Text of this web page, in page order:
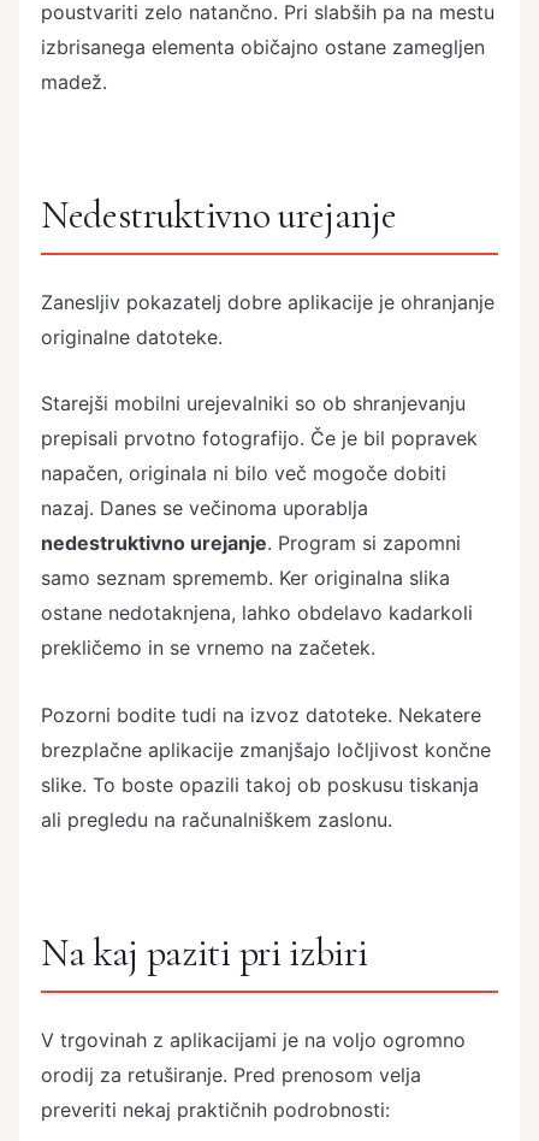
poustvariti zelo natančno. Pri slabših pa na mestu
izbrisanega elementa običajno ostane zamegljen
madež.
Nedestruktivno urejanje
Zanesljiv pokazatelj dobre aplikacije je ohranjanje
originalne datoteke.
Starejši mobilni urejevalniki so ob shranjevanju
prepisali prvotno fotografijo. Če je bil popravek
napačen, originala ni bilo več mogoče dobiti
nazaj. Danes se večinoma uporablja
nedestruktivno urejanje. Program si zapomni
samo seznam sprememb. Ker originalna slika
ostane nedotaknjena, lahko obdelavo kadarkoli
prekličemo in se vrnemo na začetek.
Pozorni bodite tudi na izvoz datoteke. Nekatere
brezplačne aplikacije zmanjšajo ločljivost končne
slike. To boste opazili takoj ob poskusu tiskanja
ali pregledu na računalniškem zaslonu.
Na kaj paziti pri izbiri
V trgovinah z aplikacijami je na voljo ogromno
orodij za retuširanje. Pred prenosom velja
preveriti nekaj praktičnih podrobnosti: